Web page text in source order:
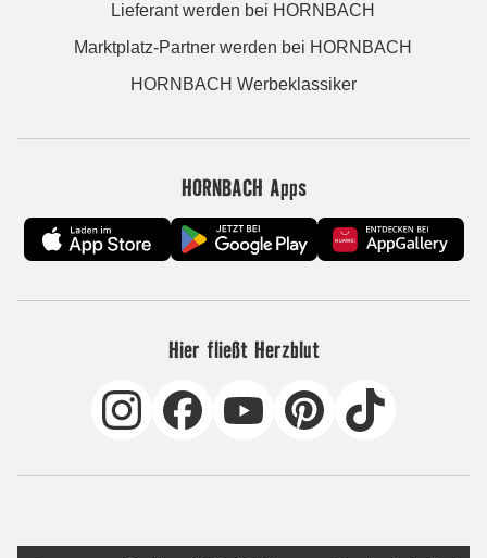
Lieferant werden bei HORNBACH
Marktplatz-Partner werden bei HORNBACH
HORNBACH Werbeklassiker
HORNBACH Apps
Hier fließt Herzblut